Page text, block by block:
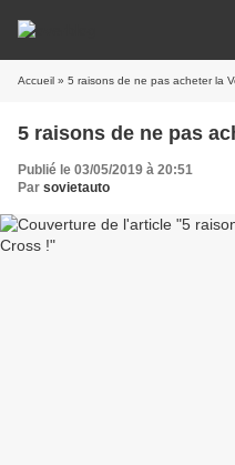
Accueil » 5 raisons de ne pas acheter la
5 raisons de ne pas
Publié le 03/05/2019 à 20:51
Par sovietauto